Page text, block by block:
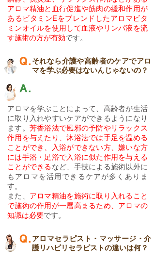
アロマ精油と血行促進や筋肉の緩和作用が
あるビタミンEをブレンドしたアロマビタ
ミンオイルを使用して血液やリンパ液を流
す施術の方が有効です。
それなら介護や高齢者のケアでアロ
マを学ぶ必要はないんじゃないの？
アロマを学ぶことによって、高齢者が生活
に取り入れやすいケアができるようになり
ます。 芳香浴法で風邪の予防やリラックス
作用を与えたり、沐浴法では手足を温める
ことができ、入浴ができない方、嫌いな方
には手浴・足浴で入浴に似た作用を与える
ことができる など、手技による施術以外に
もアロマを活用できるケアが多くありま
す。
また、 アロマ精油を施術に取り入れること
で施術の作用が一層高まるため、アロマの
知識は必要です。
アロマセラピスト・マッサージ・介
護リハビリセラピストの​違いは何？